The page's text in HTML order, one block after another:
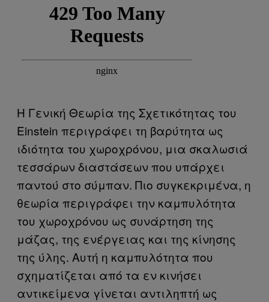
Η Γενική Θεωρία της Σχετικότητας του
Einstein περιγράφει τη βαρύτητα ως
ιδιότητα του χωροχρόνου, μια σκαλωσιά
τεσσάρων διαστάσεων που υπάρχει
παντού στο σύμπαν. Πιο συγκεκριμένα, η
θεωρία περιγράφει την καμπυλότητα
του χωροχρόνου ως συνάρτηση της
μάζας, της ενέργειας και της κίνησης
της ύλης. Αυτή η καμπυλότητα που
σχηματίζεται από τα εν κινήσει
αντικείμενα γίνεται αντιληπτή ως